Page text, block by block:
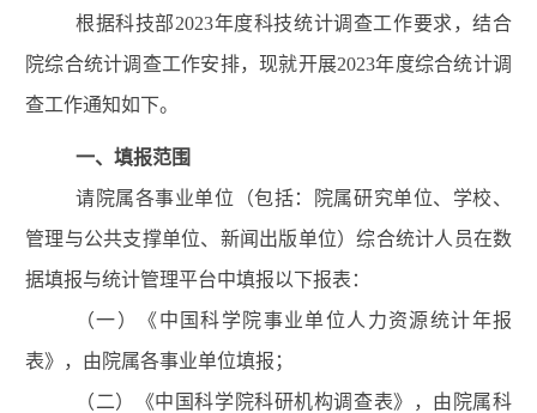
根据科技部2023年度科技统计调查工作要求，结合
院综合统计调查工作安排，现就开展2023年度综合统计调
查工作通知如下。
一、填报范围
请院属各事业单位（包括：院属研究单位、学校、
管理与公共支撑单位、新闻出版单位）综合统计人员在数
据填报与统计管理平台中填报以下报表：
（一）《中国科学院事业单位人力资源统计年报
表》，由院属各事业单位填报 ；
（二）《中国科学院科研机构调查表》，由院属科